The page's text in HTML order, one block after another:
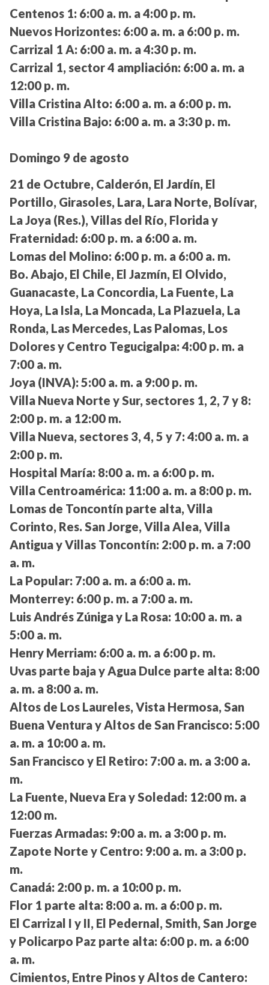
Centenos 1: 6:00 a. m. a 4:00 p. m.
Nuevos Horizontes: 6:00 a. m. a 6:00 p. m.
Carrizal 1 A: 6:00 a. m. a 4:30 p. m.
Carrizal 1, sector 4 ampliación: 6:00 a. m. a
12:00 p. m.
Villa Cristina Alto: 6:00 a. m. a 6:00 p. m.
Villa Cristina Bajo: 6:00 a. m. a 3:30 p. m.
Domingo 9 de agosto
21 de Octubre, Calderón, El Jardín, El
Portillo, Girasoles, Lara, Lara Norte, Bolívar,
La Joya (Res.), Villas del Río, Florida y
Fraternidad: 6:00 p. m. a 6:00 a. m.
Lomas del Molino: 6:00 p. m. a 6:00 a. m.
Bo. Abajo, El Chile, El Jazmín, El Olvido,
Guanacaste, La Concordia, La Fuente, La
Hoya, La Isla, La Moncada, La Plazuela, La
Ronda, Las Mercedes, Las Palomas, Los
Dolores y Centro Tegucigalpa: 4:00 p. m. a
7:00 a. m.
Joya (INVA): 5:00 a. m. a 9:00 p. m.
Villa Nueva Norte y Sur, sectores 1, 2, 7 y 8:
2:00 p. m. a 12:00 m.
Villa Nueva, sectores 3, 4, 5 y 7: 4:00 a. m. a
2:00 p. m.
Hospital María: 8:00 a. m. a 6:00 p. m.
Villa Centroamérica: 11:00 a. m. a 8:00 p. m.
Lomas de Toncontín parte alta, Villa
Corinto, Res. San Jorge, Villa Alea, Villa
Antigua y Villas Toncontín: 2:00 p. m. a 7:00
a. m.
La Popular: 7:00 a. m. a 6:00 a. m.
Monterrey: 6:00 p. m. a 7:00 a. m.
Luis Andrés Zúniga y La Rosa: 10:00 a. m. a
5:00 a. m.
Henry Merriam: 6:00 a. m. a 6:00 p. m.
Uvas parte baja y Agua Dulce parte alta: 8:00
a. m. a 8:00 a. m.
Altos de Los Laureles, Vista Hermosa, San
Buena Ventura y Altos de San Francisco: 5:00
a. m. a 10:00 a. m.
San Francisco y El Retiro: 7:00 a. m. a 3:00 a.
m.
La Fuente, Nueva Era y Soledad: 12:00 m. a
12:00 m.
Fuerzas Armadas: 9:00 a. m. a 3:00 p. m.
Zapote Norte y Centro: 9:00 a. m. a 3:00 p.
m.
Canadá: 2:00 p. m. a 10:00 p. m.
Flor 1 parte alta: 8:00 a. m. a 6:00 p. m.
El Carrizal I y II, El Pedernal, Smith, San Jorge
y Policarpo Paz parte alta: 6:00 p. m. a 6:00
a. m.
Cimientos, Entre Pinos y Altos de Cantero: